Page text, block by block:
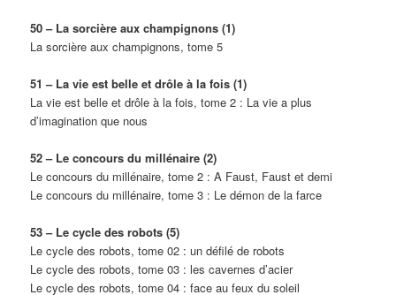
50 – La sorcière aux champignons (1)
La sorcière aux champignons, tome 5
51 – La vie est belle et drôle à la fois (1)
La vie est belle et drôle à la fois, tome 2 : La vie a plus
d’imagination que nous
52 – Le concours du millénaire (2)
Le concours du millénaire, tome 2 : A Faust, Faust et demi
Le concours du millénaire, tome 3 : Le démon de la farce
53 – Le cycle des robots (5)
Le cycle des robots, tome 02 : un défilé de robots
Le cycle des robots, tome 03 : les cavernes d’acier
Le cycle des robots, tome 04 : face au feux du soleil